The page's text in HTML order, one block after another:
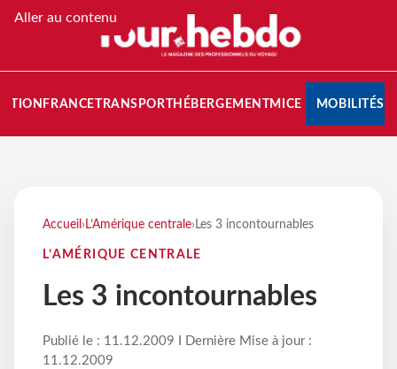
Aller au contenu
FRANCETRANSPORT HÉBERGEMENTMICE MOBILITÉS
Accueil › L’Amérique centrale› Les 3 incontournables
L’AMÉRIQUE CENTRALE
Les 3 incontournables
Publié le : 11.12.2009 I Dernière Mise à jour :
11.12.2009